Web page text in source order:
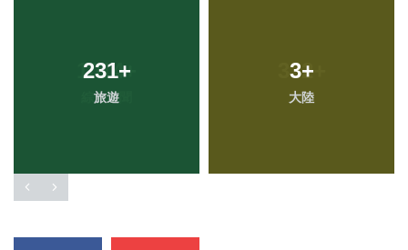
231+
旅遊
3+
大陸